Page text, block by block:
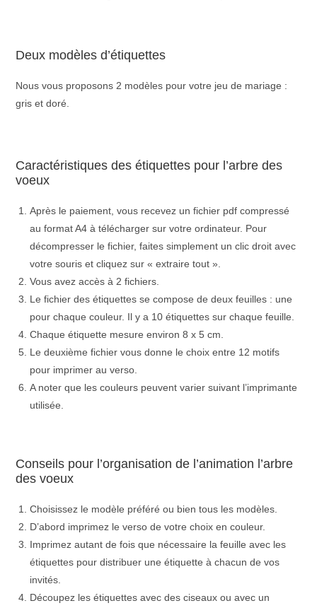
Deux modèles d’étiquettes
Nous vous proposons 2 modèles pour votre jeu de mariage :
gris et doré.
Caractéristiques des étiquettes pour l’arbre des
voeux
Après le paiement, vous recevez un fichier pdf compressé
au format A4 à télécharger sur votre ordinateur. Pour
décompresser le fichier, faites simplement un clic droit avec
votre souris et cliquez sur « extraire tout ».
Vous avez accès à 2 fichiers.
Le fichier des étiquettes se compose de deux feuilles : une
pour chaque couleur. Il y a 10 étiquettes sur chaque feuille.
Chaque étiquette mesure environ 8 x 5 cm.
Le deuxième fichier vous donne le choix entre 12 motifs
pour imprimer au verso.
A noter que les couleurs peuvent varier suivant l’imprimante
utilisée.
Conseils pour l’organisation de l’animation l’arbre
des voeux
Choisissez le modèle préféré ou bien tous les modèles.
D’abord imprimez le verso de votre choix en couleur.
Imprimez autant de fois que nécessaire la feuille avec les
étiquettes pour distribuer une étiquette à chacun de vos
invités.
Découpez les étiquettes avec des ciseaux ou avec un